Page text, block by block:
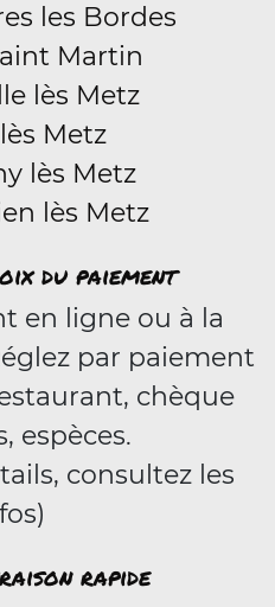
les Bordes
Martin
lès Metz
Metz
lès Metz
lès Metz
du paiement
en ligne ou à la
par paiement
chèque
espèces.
consultez les
rapide